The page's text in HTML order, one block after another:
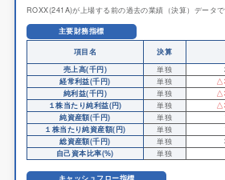
ROXX(241A)が上場する前の過去の業績（決算）データで
主要財務指標
項目名
決算
売上高(千円)
単独
経常利益(千円)
単独
純利益(千円)
単独
１株当たり純利益(円)
単独
純資産額(千円)
単独
１株当たり純資産額(円)
単独
総資産額(千円)
単独
自己資本比率(%)
単独
キャッシュフロー指標